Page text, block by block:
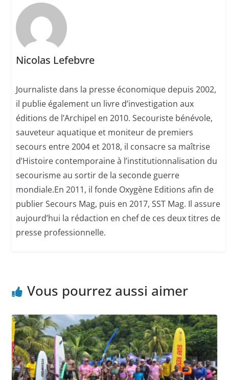
Nicolas Lefebvre
Journaliste dans la presse économique depuis 2002,
il publie également un livre d’investigation aux
éditions de l’Archipel en 2010. Secouriste bénévole,
sauveteur aquatique et moniteur de premiers
secours entre 2004 et 2018, il consacre sa maîtrise
d’Histoire contemporaine à l’institutionnalisation du
secourisme au sortir de la seconde guerre
mondiale.En 2011, il fonde Oxygène Editions afin de
publier Secours Mag, puis en 2017, SST Mag. Il assure
aujourd’hui la rédaction en chef de ces deux titres de
presse professionnelle.
Vous pourrez aussi aimer